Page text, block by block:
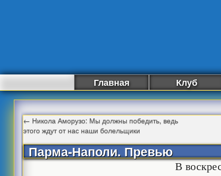
Главная Клуб
← Никола Аморузо: Мы должны победить, ведь
этого ждут от нас наши болельщики
Парма-Наполи. Превью
В